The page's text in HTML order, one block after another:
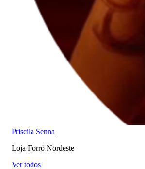
Priscila Senna
Loja Forró Nordeste
Ver todos